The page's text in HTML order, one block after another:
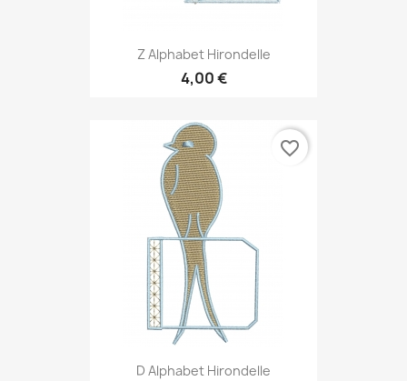
Z Alphabet Hirondelle
4,00 €
D Alphabet Hirondelle
favorite_border